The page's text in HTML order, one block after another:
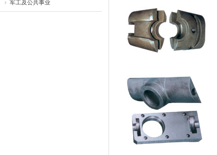
军工及公共事业